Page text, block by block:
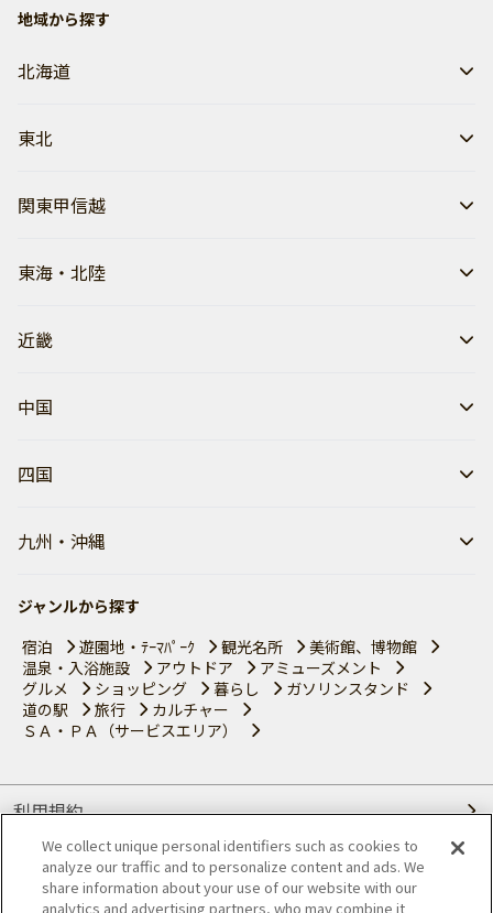
地域から探す
北海道
東北
関東甲信越
東海・北陸
近畿
中国
四国
九州・沖縄
ジャンルから探す
宿泊
遊園地・ﾃｰﾏﾊﾟｰｸ 観光名所
美術館、博物館
温泉・入浴施設
アウトドア
アミューズメント
グルメ
ショッピング 暮らし
ガソリンスタンド
道の駅
旅行
カルチャー
ＳＡ・ＰＡ（サービスエリア）
利用規約
個人情報の取り扱いについて
We collect unique personal identifiers such as cookies to
analyze our traffic and to personalize content and ads. We
share information about your use of our website with our
analytics and advertising partners, who may combine it